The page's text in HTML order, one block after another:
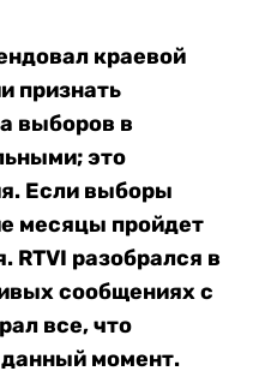
краевой
признать
выборов в
это
Если выборы
месяцы пройдет
RTVI разобрался в
сообщениях с
все, что
данный момент.